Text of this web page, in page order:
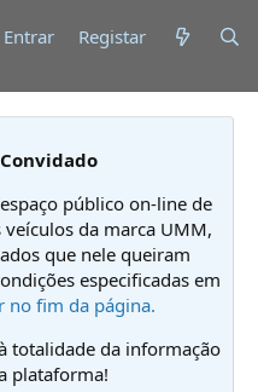
Entrar Registar
público on-line de
da marca UMM,
que nele queiram
especificadas em
no fim da página.
totalidade da informação
plataforma!